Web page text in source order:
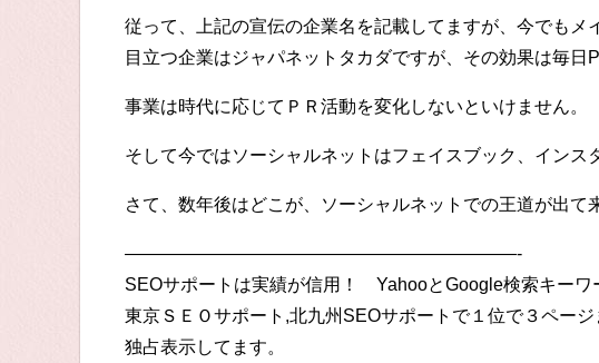
従って、上記の宣伝の企業名を記載してますが、今でもメ
目立つ企業はジャパネットタカダですが、その効果は毎日
事業は時代に応じてＰＲ活動を変化しないといけません。
そして今ではソーシャルネットはフェイスブック、インス
さて、数年後はどこが、ソーシャルネットでの王道が出て
——————————————————————-
SEOサポートは実績が信用！ YahooとGoogle検索キーワ
東京ＳＥＯサポート,北九州SEOサポートで１位で３ペー
独占表示してます。